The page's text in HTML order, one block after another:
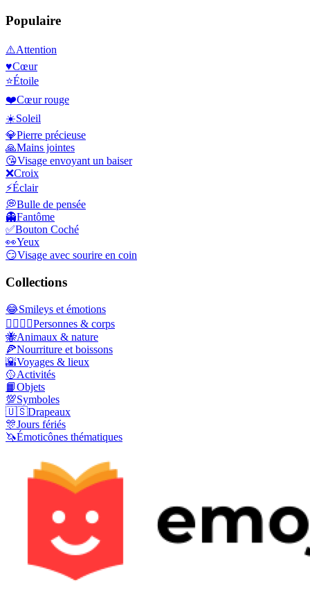
Populaire
⚠️Attention
♥️Cœur
⭐Étoile
❤️Cœur rouge
☀️Soleil
💎Pierre précieuse
🙏Mains jointes
😘Visage envoyant un baiser
❌Croix
⚡Éclair
💭Bulle de pensée
👻Fantôme
✅Bouton Coché
👀Yeux
😏Visage avec sourire en coin
Collections
😂Smileys et émotions
👩‍❤️‍💋‍👨Personnes & corps
🐝Animaux & nature
🍕Nourriture et boissons
🌇Voyages & lieux
🥎Activités
📙Objets
💯Symboles
🇺🇸Drapeaux
🎊Jours fériés
🦄Émoticônes thématiques